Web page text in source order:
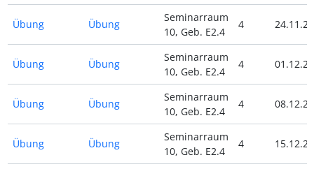
Übung Übung
Seminarraum
10, Geb. E2.4
4 24.11.23
Übung Übung
Seminarraum
10, Geb. E2.4
4 01.12.23
Übung Übung
Seminarraum
10, Geb. E2.4
4 08.12.23
Übung Übung
Seminarraum
10, Geb. E2.4
4 15.12.23